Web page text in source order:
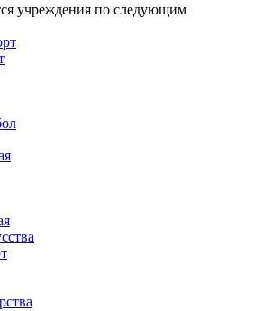
учреждения по следующим